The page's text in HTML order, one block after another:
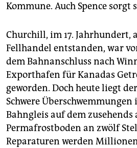
Kommune. Auch Spence sorgt
Churchill, im 17. Jahrhundert,
Fellhandel entstanden, war
dem Bahnanschluss nach
Exporthafen für Kanadas
geworden. Doch heute liegt
Schwere
Bahngleis auf dem
Permafrostboden an zwölf
Reparaturen werden